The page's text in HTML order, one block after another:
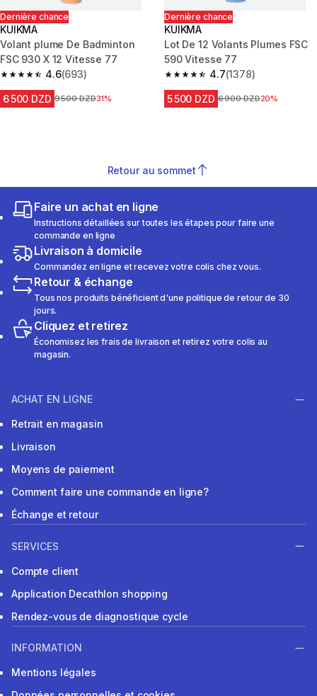
Dernière chance
KUIKMA
Volant plume De Badminton
FSC 930 X 12 Vitesse 77
4.6
4.6 out of 5 stars from 693 reviews
(693)
6 500 DZD Prix avant la réduction
9 500 DZD31%
Dernière chance
KUIKMA
Lot De 12 Volants Plumes FSC
590 Vitesse 77
4.7
4.7 out of 5 stars from 1378
(1378)
5 500 DZD Prix avant la réduction
6 900 DZD20%
Retour au sommet
Faire un achat en ligne
Instructions détaillées sur toutes les étapes pour faire une
commande en ligne
Livraison à domicile
Commandez en ligne et recevez votre colis chez vous.
Retour & échange
Tous nos produits bénéficient d'une politique de retour de 30
jours.
Cliquez et retirez
Économisez les frais de livraison et retirez votre colis au
magasin.
ACHAT EN LIGNE
Retrait en magasin
Livraison
Moyens de paiement
Comment faire une commande en ligne?
Échange et retour
SERVICES
Compte client
Application Decathlon shopping
Rendez-vous de diagnostique cycle
INFORMATION
Mentions légales